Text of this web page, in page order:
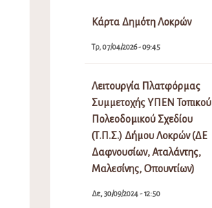
Κάρτα Δημότη Λοκρών
Τρ, 07/04/2026 - 09:45
Λειτουργία Πλατφόρμας
Συμμετοχής ΥΠΕΝ Τοπικού
Πολεοδομικού Σχεδίου
(Τ.Π.Σ.) Δήμου Λοκρών (ΔΕ
Δαφνουσίων, Αταλάντης,
Μαλεσίνης, Οπουντίων)
Δε, 30/09/2024 - 12:50